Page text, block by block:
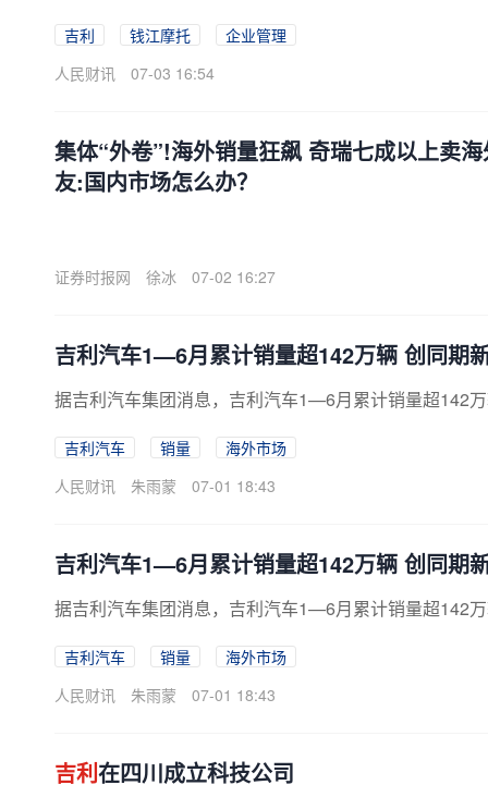
吉利 钱江摩托
企业管理
人民财讯
07-03 16:54
集体“外卷”!海外销量狂飙 奇瑞七成以上卖
友:国内市场怎么办？
证券时报网 徐冰 07-02 16:27
吉利汽车1—6月累计销量超142万辆 创同期
据吉利汽车集团消息，吉利汽车1—6月累计销量超142
吉利汽车 销量
海外市场
人民财讯
朱雨蒙 07-01 18:43
吉利汽车1—6月累计销量超142万辆 创同期
据吉利汽车集团消息，吉利汽车1—6月累计销量超142
吉利汽车 销量
海外市场
人民财讯
朱雨蒙 07-01 18:43
吉利在四川成立科技公司